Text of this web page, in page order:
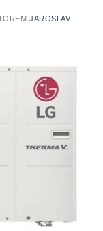
JAROSLAV